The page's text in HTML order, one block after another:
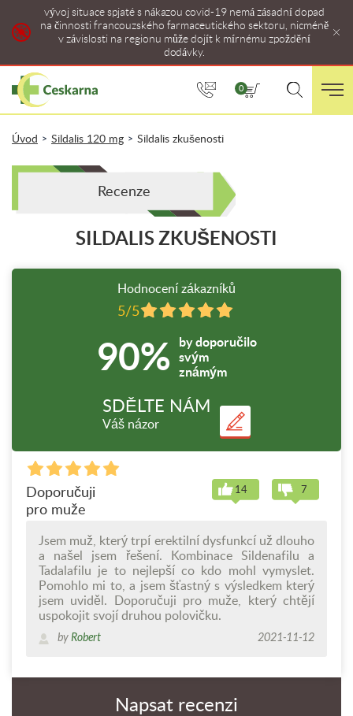
vývoj situace spjaté s nákazou covid-19 nemá zásadní dopad
na činnosti francouzského farmaceutického sektoru, nicméně
v závislosti na regionu může dojít k mírnému zpoždění
dodávky.
0
Úvod > Sildalis 120 mg > Sildalis zkušenosti
Recenze
SILDALIS ZKUŠENOSTI
Hodnocení zákazníků
5/5
90%
by doporučilo
svým
známým
SDĚLTE NÁM
Váš názor
Doporučuji
pro muže
14 7
Jsem muž, který trpí erektilní dysfunkcí už dlouho
a našel jsem řešení. Kombinace Sildenafilu a
Tadalafilu je to nejlepší co kdo mohl vymyslet.
Pomohlo mi to, a jsem šťastný s výsledkem který
jsem uviděl. Doporučuji pro muže, který chtějí
uspokojit svojí druhou polovičku.
byRobert 2021-11-12
Napsat recenzi